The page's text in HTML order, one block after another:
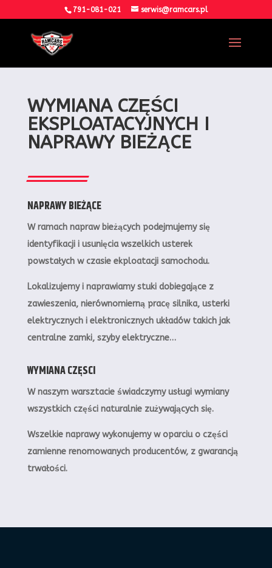
791-081-021 serwis@ramcars.pl
WYMIANA CZĘŚCI
EKSPLOATACYJNYCH I
NAPRAWY BIEŻĄCE
NAPRAWY BIEŻĄCE
W ramach napraw bieżących podejmujemy się
identyfikacji i usunięcia wszelkich usterek
powstałych w czasie ekploatacji samochodu.
Lokalizujemy i naprawiamy stuki dobiegające z
zawieszenia, nierównomierną pracę silnika, usterki
elektrycznych i elektronicznych układów takich jak
centralne zamki, szyby elektryczne…
WYMIANA CZĘSCI
W naszym warsztacie świadczymy usługi wymiany
wszystkich części naturalnie zużywających się.
Wszelkie naprawy wykonujemy w oparciu o części
zamienne renomowanych producentów, z gwarancją
trwałości.